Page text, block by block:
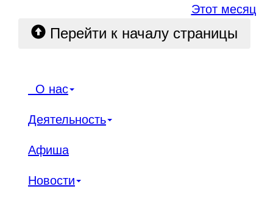
Этот месяц
Перейти к началу страницы
О нас
Деятельность
Афиша
Новости